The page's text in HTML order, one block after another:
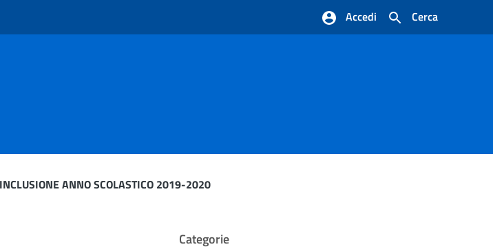
Cerca
Accedi
ANNO SCOLASTICO 2019-2020
Categorie